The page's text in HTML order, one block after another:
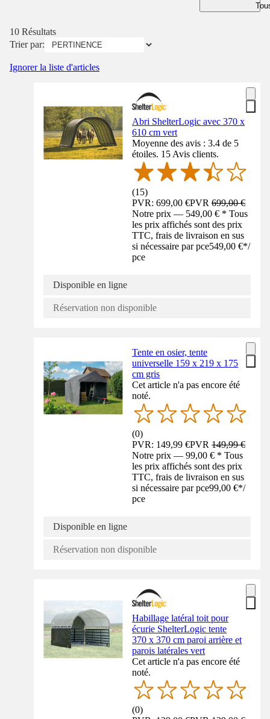
10 Résultats
Trier par:
Ignorer la liste d'articles
Abri ShelterLogic avec 370 x
610 cm vert
Moyenne des avis : 3.4 de 5
étoiles. 15 Avis clients.
(15)
PVR: 699,00 €PVR699,00 €
Notre prix — 549,00 € * Tous
les prix affichés sont des prix
TTC, frais de livraison en sus
si nécessaire par pce549,00 €*/
pce
Disponible en ligne
Réservation non disponible
Tente en osier, tente
universelle 159 x 219 x 175
cm gris
Cet article n'a pas encore été
noté.
(0)
PVR: 149,99 €PVR149,99 €
Notre prix — 99,00 € * Tous
les prix affichés sont des prix
TTC, frais de livraison en sus
si nécessaire par pce99,00 €*/
pce
Disponible en ligne
Réservation non disponible
Habillage latéral toit pour
écurie ShelterLogic tente
370 x 370 cm paroi arrière et
parois latérales vert
Cet article n'a pas encore été
noté.
(0)